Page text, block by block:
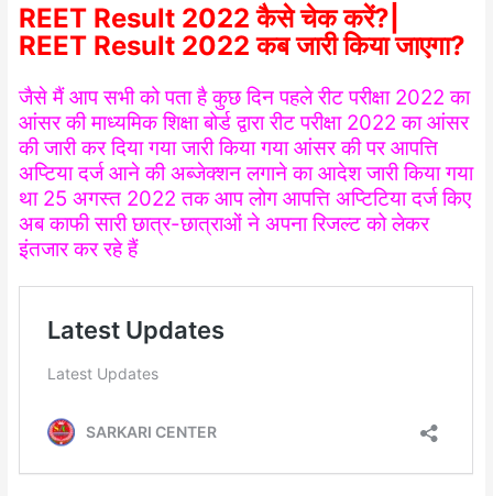
REET Result 2022 कैसे चेक करें?|
REET Result 2022 कब जारी किया जाएगा?
जैसे मैं आप सभी को पता है कुछ दिन पहले रीट परीक्षा 2022 का
आंसर की माध्यमिक शिक्षा बोर्ड द्वारा रीट परीक्षा 2022 का आंसर
की जारी कर दिया गया जारी किया गया आंसर की पर आपत्ति
अप्टिया दर्ज आने की अब्जेक्शन लगाने का आदेश जारी किया गया
था 25 अगस्त 2022 तक आप लोग आपत्ति अप्टिटिया दर्ज किए
अब काफी सारी छात्र-छात्राओं ने अपना रिजल्ट को लेकर
इंतजार कर रहे हैं